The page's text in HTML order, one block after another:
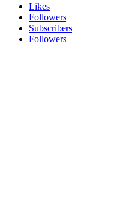
Likes
Followers
Subscribers
Followers